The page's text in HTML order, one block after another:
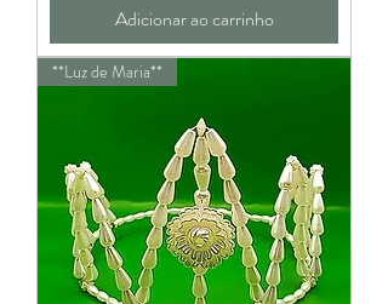
Adicionar ao carrinho
**Luz de Maria**